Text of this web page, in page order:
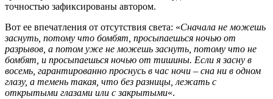
точностью зафиксированы автором.
Вот ее впечатления от отсутствия света: «Сначала не можешь
заснуть, потому что бомбят, просыпаешься ночью от
разрывов, а потом уже не можешь заснуть, потому что не
бомбят, и просыпаешься ночью от тишины. Если я засну в
восемь, гарантированно проснусь в час ночи – сна ни в одном
глазу, а темень такая, что без разницы, лежать с
открытыми глазами или с закрытыми«.